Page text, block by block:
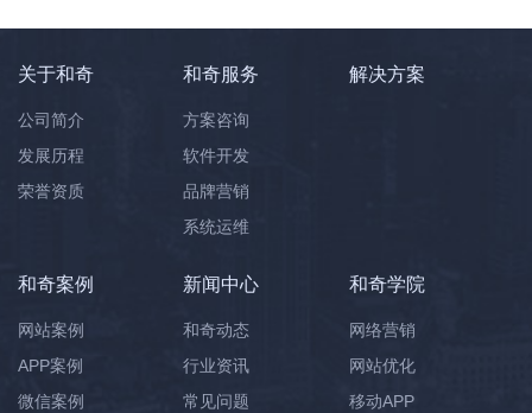
关于和奇
公司简介
发展历程
荣誉资质
和奇服务
方案咨询
软件开发
品牌营销
系统运维
解决方案
和奇案例
网站案例
APP案例
微信案例
新闻中心
和奇动态
行业资讯
常见问题
和奇学院
网络营销
网站优化
移动APP